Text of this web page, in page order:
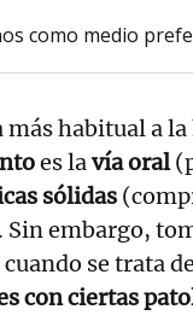
como medio
más habitual a
es lavía oral
sólidas
Sin embargo,
se trata de
con ciertas